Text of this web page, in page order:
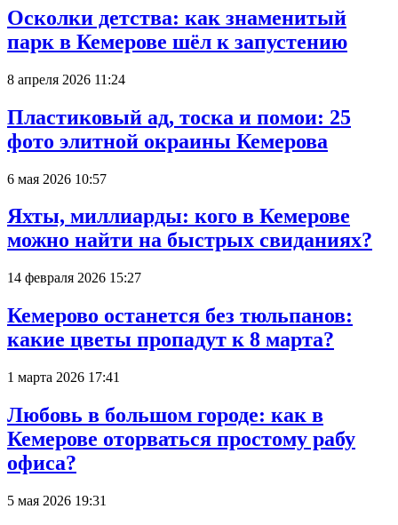
Осколки детства: как знаменитый
парк в Кемерове шёл к запустению
8 апреля 2026 11:24
Пластиковый ад, тоска и помои: 25
фото элитной окраины Кемерова
6 мая 2026 10:57
Яхты, миллиарды: кого в Кемерове
можно найти на быстрых свиданиях?
14 февраля 2026 15:27
Кемерово останется без тюльпанов:
какие цветы пропадут к 8 марта?
1 марта 2026 17:41
Любовь в большом городе: как в
Кемерове оторваться простому рабу
офиса?
5 мая 2026 19:31